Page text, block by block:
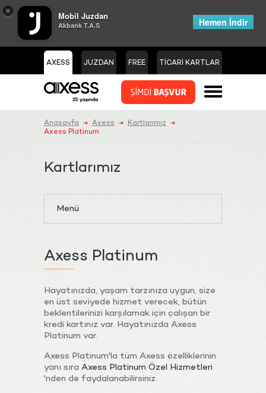
× Mobil Juzdan
Akbank T.A.S Hemen İndir
AXESS JUZDAN FREE TİCARİ KARTLAR
Anasayfa ➜ Axess ➜ Kartlarımız ➜
Axess Platinum
Kartlarımız
Menü
Axess Platinum
Hayatınızda, yaşam tarzınıza uygun, size
en üst seviyede hizmet verecek, bütün
beklentilerinizi karşılamak için çalışan bir
kredi kartınız var. Hayatınızda Axess
Platinum var.
Axess Platinum'la tüm Axess özelliklerinin
yanı sıra Axess Platinum Özel Hizmetleri
'nden de faydalanabilirsiniz.